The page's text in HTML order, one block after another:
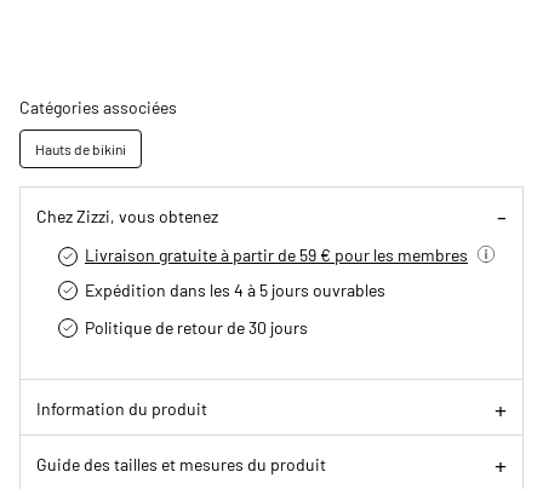
Catégories associées
Hauts de bikini
Chez Zizzi, vous obtenez
Livraison gratuite à partir de 59 € pour les membres
Expédition dans les 4 à 5 jours ouvrables
Politique de retour de 30 jours
Information du produit
Guide des tailles et mesures du produit